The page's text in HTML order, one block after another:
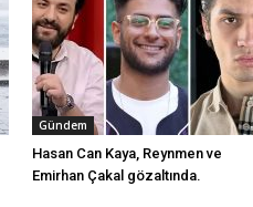
Gündem
Hasan Can Kaya, Reynmen ve
Emirhan Çakal gözaltında.